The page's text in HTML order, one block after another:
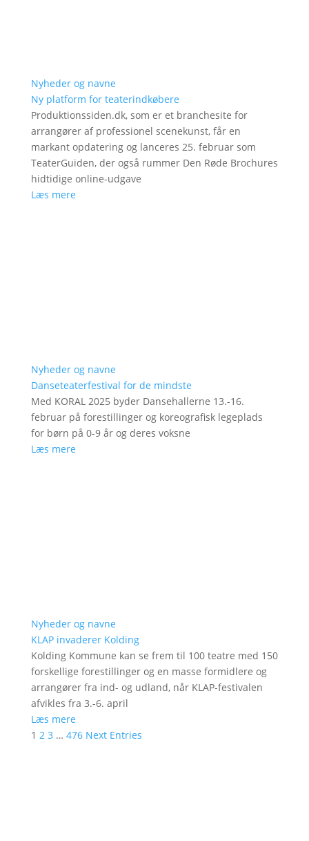
Nyheder og navne
Ny platform for teaterindkøbere
Produktionssiden.dk, som er et branchesite for
arrangører af professionel scenekunst, får en
markant opdatering og lanceres 25. februar som
TeaterGuiden, der også rummer Den Røde Brochures
hidtidige online-udgave
Læs mere
Nyheder og navne
Danseteaterfestival for de mindste
Med KORAL 2025 byder Dansehallerne 13.-16.
februar på forestillinger og koreografisk legeplads
for børn på 0-9 år og deres voksne
Læs mere
Nyheder og navne
KLAP invaderer Kolding
Kolding Kommune kan se frem til 100 teatre med 150
forskellige forestillinger og en masse formidlere og
arrangører fra ind- og udland, når KLAP-festivalen
afvikles fra 3.-6. april
Læs mere
1 2 3 … 476 Next Entries